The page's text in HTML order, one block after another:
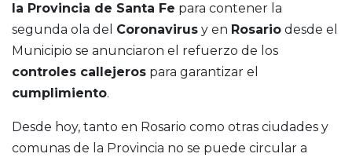
la Provincia de Santa Fe para contener la
segunda ola del Coronavirus y en Rosario desde el
Municipio se anunciaron el refuerzo de los
controles callejeros para garantizar el
cumplimiento.
Desde hoy, tanto en Rosario como otras ciudades y
comunas de la Provincia no se puede circular a